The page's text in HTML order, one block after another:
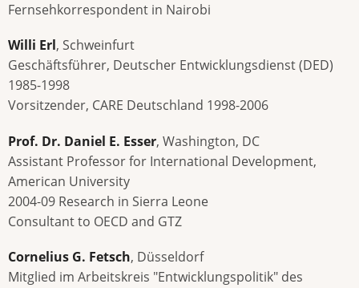
Fernsehkorrespondent in Nairobi
Willi Erl, Schweinfurt
Geschäftsführer, Deutscher Entwicklungsdienst (DED)
1985-1998
Vorsitzender, CARE Deutschland 1998-2006
Prof. Dr. Daniel E. Esser, Washington, DC
Assistant Professor for International Development,
American University
2004-09 Research in Sierra Leone
Consultant to OECD and GTZ
Cornelius G. Fetsch, Düsseldorf
Mitglied im Arbeitskreis "Entwicklungspolitik" des